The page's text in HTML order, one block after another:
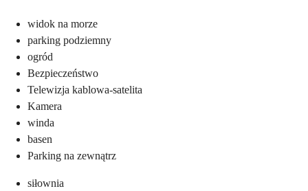
widok na morze
parking podziemny
ogród
Bezpieczeństwo
Telewizja kablowa-satelita
Kamera
winda
basen
Parking na zewnątrz
siłownia